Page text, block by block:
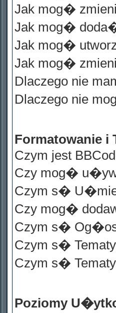
Jak mog�
Jak mog�
Jak mog�
Jak mog�
Dlaczego nie
Dlaczego nie
Formatowanie i
Czym jest
Czy mog�
Czym s�
Czy mog�
Czym s�
Czym s�
Czym s�
Poziomy